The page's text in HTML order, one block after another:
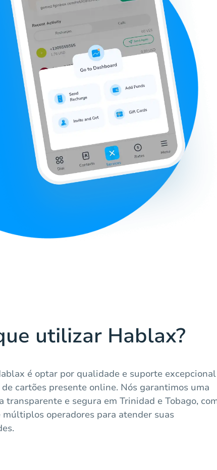
utilizar Hablax?
é optar por qualidade e suporte excepcional
cartões presente online. Nós garantimos uma
transparente e segura em Trinidad e Tobago,
múltiplos operadores para atender suas